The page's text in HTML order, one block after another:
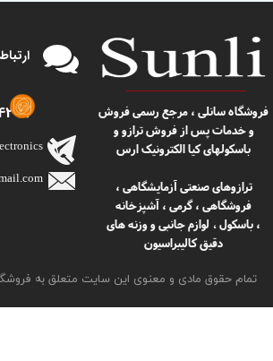
​​فروشگاه سانلی ، مرجع رسمی فروش
و خدمات پس از فروش ترازو و
باسکولهای کیا الکترونیک ارس
ترازوهای صنعتی آزمایشگاهی ،
فروشگاهی ، گرمی ، آشپزخانه
، باسکول، لوازم جانبی و وزنه های
دقیق کالیبراسیون
تمام حقوق مادی و معنوی این سایت متعلق به